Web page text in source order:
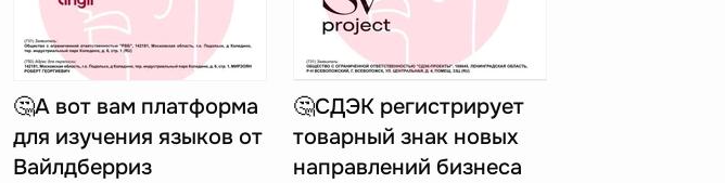
🤔А вот вам платформа
для изучения языков от
Вайлдберриз
🤔СДЭК регистрирует
товарный знак новых
направлений бизнеса